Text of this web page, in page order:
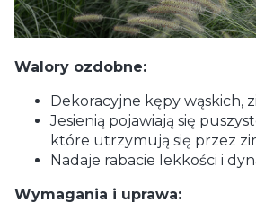
Walory ozdobne:
Dekoracyjne kępy wąskich,
Jesienią pojawiają się
które utrzymują się przez
Nadaje rabacie lekkości i
Wymagania i uprawa: